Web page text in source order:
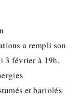
a rempli son
3 février à 19h,
et bariolés